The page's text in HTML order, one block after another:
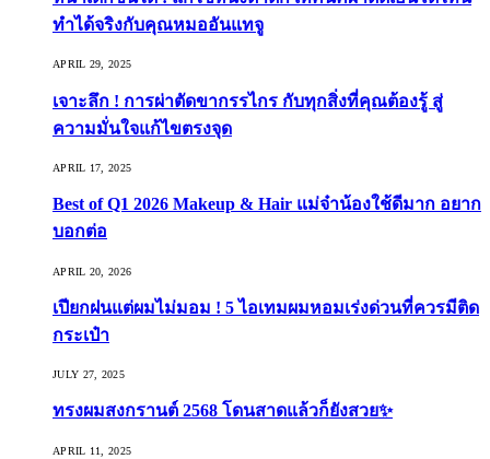
ทำได้จริงกับคุณหมออันแทจู
APRIL 29, 2025
เจาะลึก ! การผ่าตัดขากรรไกร กับทุกสิ่งที่คุณต้องรู้ สู่
ความมั่นใจแก้ไขตรงจุด
APRIL 17, 2025
Best of Q1 2026 Makeup & Hair แม่จ๋าน้องใช้ดีมาก อยาก
บอกต่อ
APRIL 20, 2026
เปียกฝนแต่ผมไม่มอม ! 5 ไอเทมผมหอมเร่งด่วนที่ควรมีติด
กระเป๋า
JULY 27, 2025
ทรงผมสงกรานต์ 2568 โดนสาดแล้วก็ยังสวย✨
APRIL 11, 2025